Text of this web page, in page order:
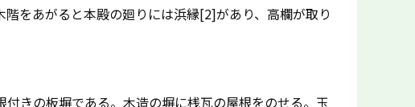
をあがると本殿の廻りには浜縁[2]があり、高欄が取り
きの板塀である。木造の塀に桟瓦の屋根をのせる。玉